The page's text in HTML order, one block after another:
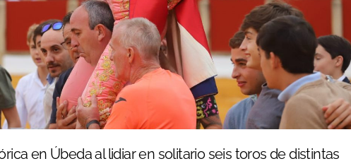
en Úbeda al lidiar en solitario seis toros de distintas